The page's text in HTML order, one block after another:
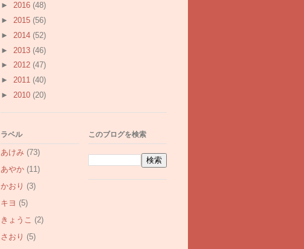
► 2016 (48)
► 2015 (56)
► 2014 (52)
► 2013 (46)
► 2012 (47)
► 2011 (40)
► 2010 (20)
ラベル
あけみ (73)
あやか (11)
かおり (3)
キヨ (5)
きょうこ (2)
さおり (5)
このブログを検索